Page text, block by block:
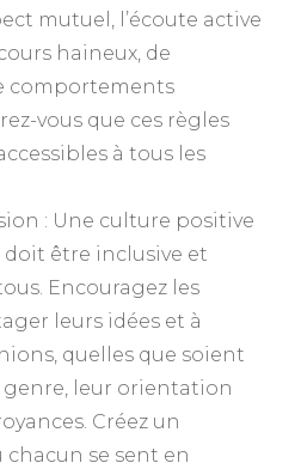
mutuel, l’écoute active
haineux, de
comportements
vous que ces règles
à tous les
: Une culture positive
être inclusive et
Encouragez les
leurs idées et à
quelles que soient
genre, leur orientation
Créez un
se sent en